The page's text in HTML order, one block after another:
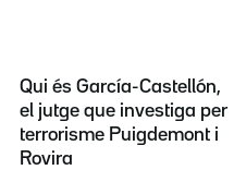
Qui és García-Castellón,
el jutge que investiga per
terrorisme Puigdemont i
Rovira